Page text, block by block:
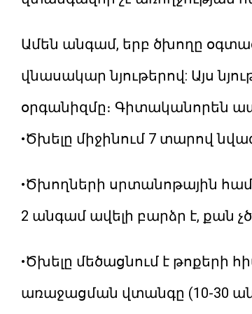
Ամեն անգամ, երբ ծխողը
վնասակար նյութերով: Այս
օրգանիզմը։ Գիտականորեն
•Ծխելը միջինում 7 տարով
•Ծխողների սրտանոթային
2 անգամ ավելի բարձր է, քան
•Ծխելը մեծացնում է թոքերի
առաջացման վտանգը (10-30